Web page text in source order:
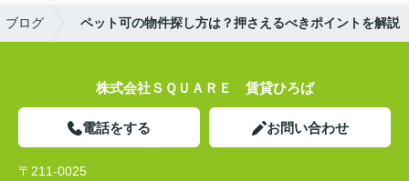
ブログ ペット可の物件探し方は？押さえるべきポイントを解説
株式会社ＳＱＵＡＲＥ 賃貸ひろば
電話をする お問い合わせ
〒211-0025